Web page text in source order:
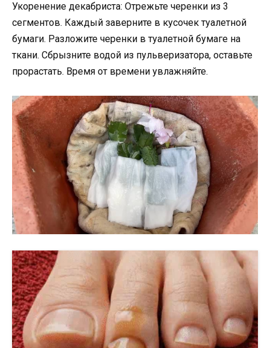
Укоренение декабриста: Отрежьте черенки из 3
сегментов. Каждый заверните в кусочек туалетной
бумаги. Разложите черенки в туалетной бумаге на
ткани. Сбрызните водой из пульверизатора, оставьте
прорастать. Время от времени увлажняйте.